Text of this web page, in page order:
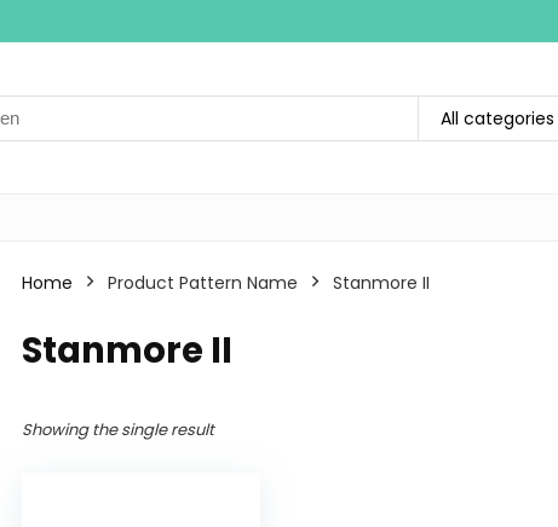
All categories
Home Product Pattern Name Stanmore II
Stanmore II
Showing the single result